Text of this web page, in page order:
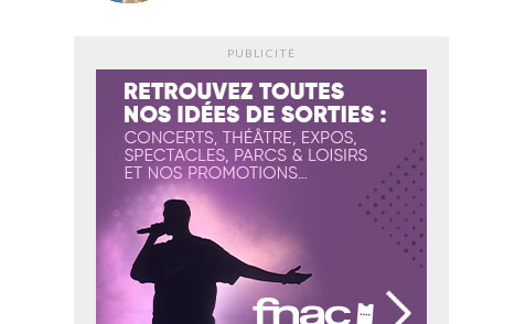
PUBLICITÉ